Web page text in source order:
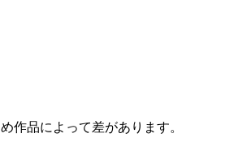
作品によって差があります。